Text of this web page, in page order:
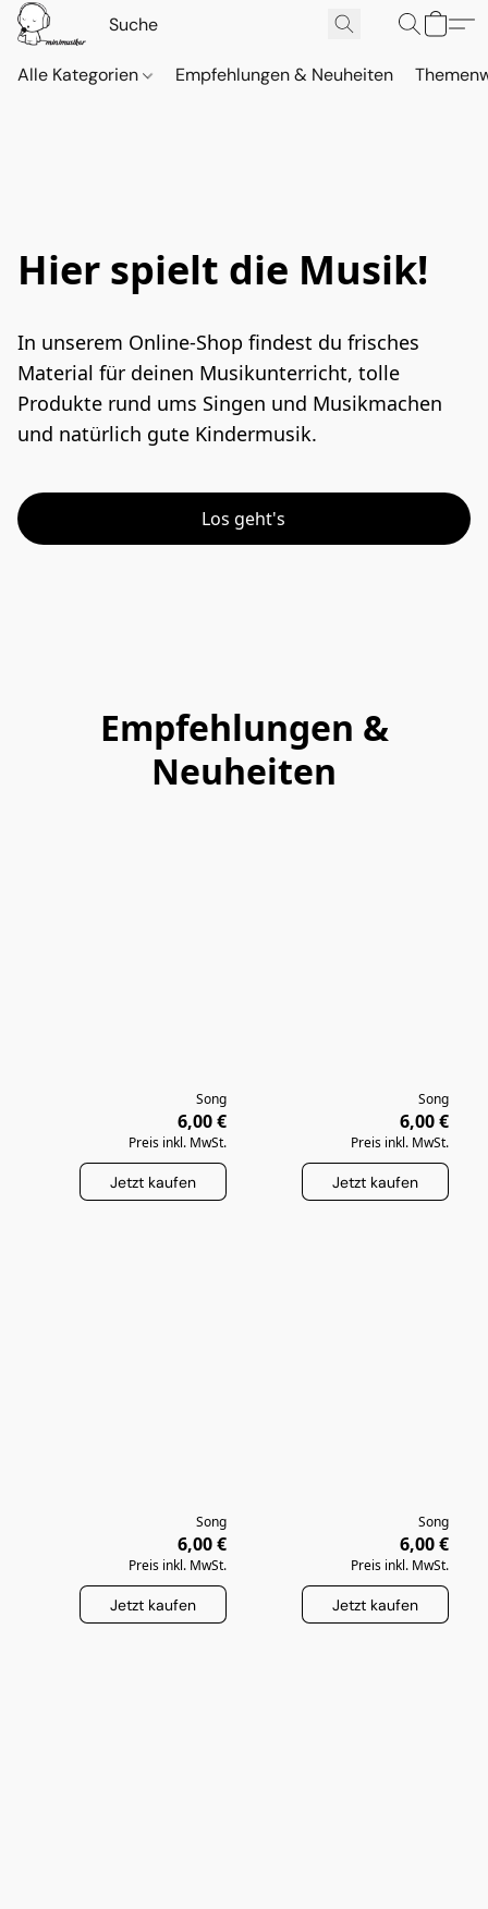
Alle Kategorien Empfehlungen & Neuheiten
Hier spielt die Musik!
In unserem Online-Shop findest du frisches
Material für deinen Musikunterricht, tolle
Produkte rund ums Singen und Musikmachen
und natürlich gute Kindermusik.
Los geht's
Empfehlungen &
Neuheiten
Song
6,00 €
Preis inkl. MwSt.
Jetzt kaufen
Song
6,00 €
Preis inkl. MwSt.
Jetzt kaufen
Song
6,00 €
Preis inkl. MwSt.
Jetzt kaufen
Song
6,00 €
Preis inkl. MwSt.
Jetzt kaufen